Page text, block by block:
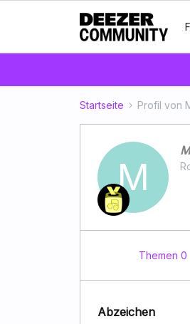
Startseite Profil von
M
Themen 0
Abzeichen